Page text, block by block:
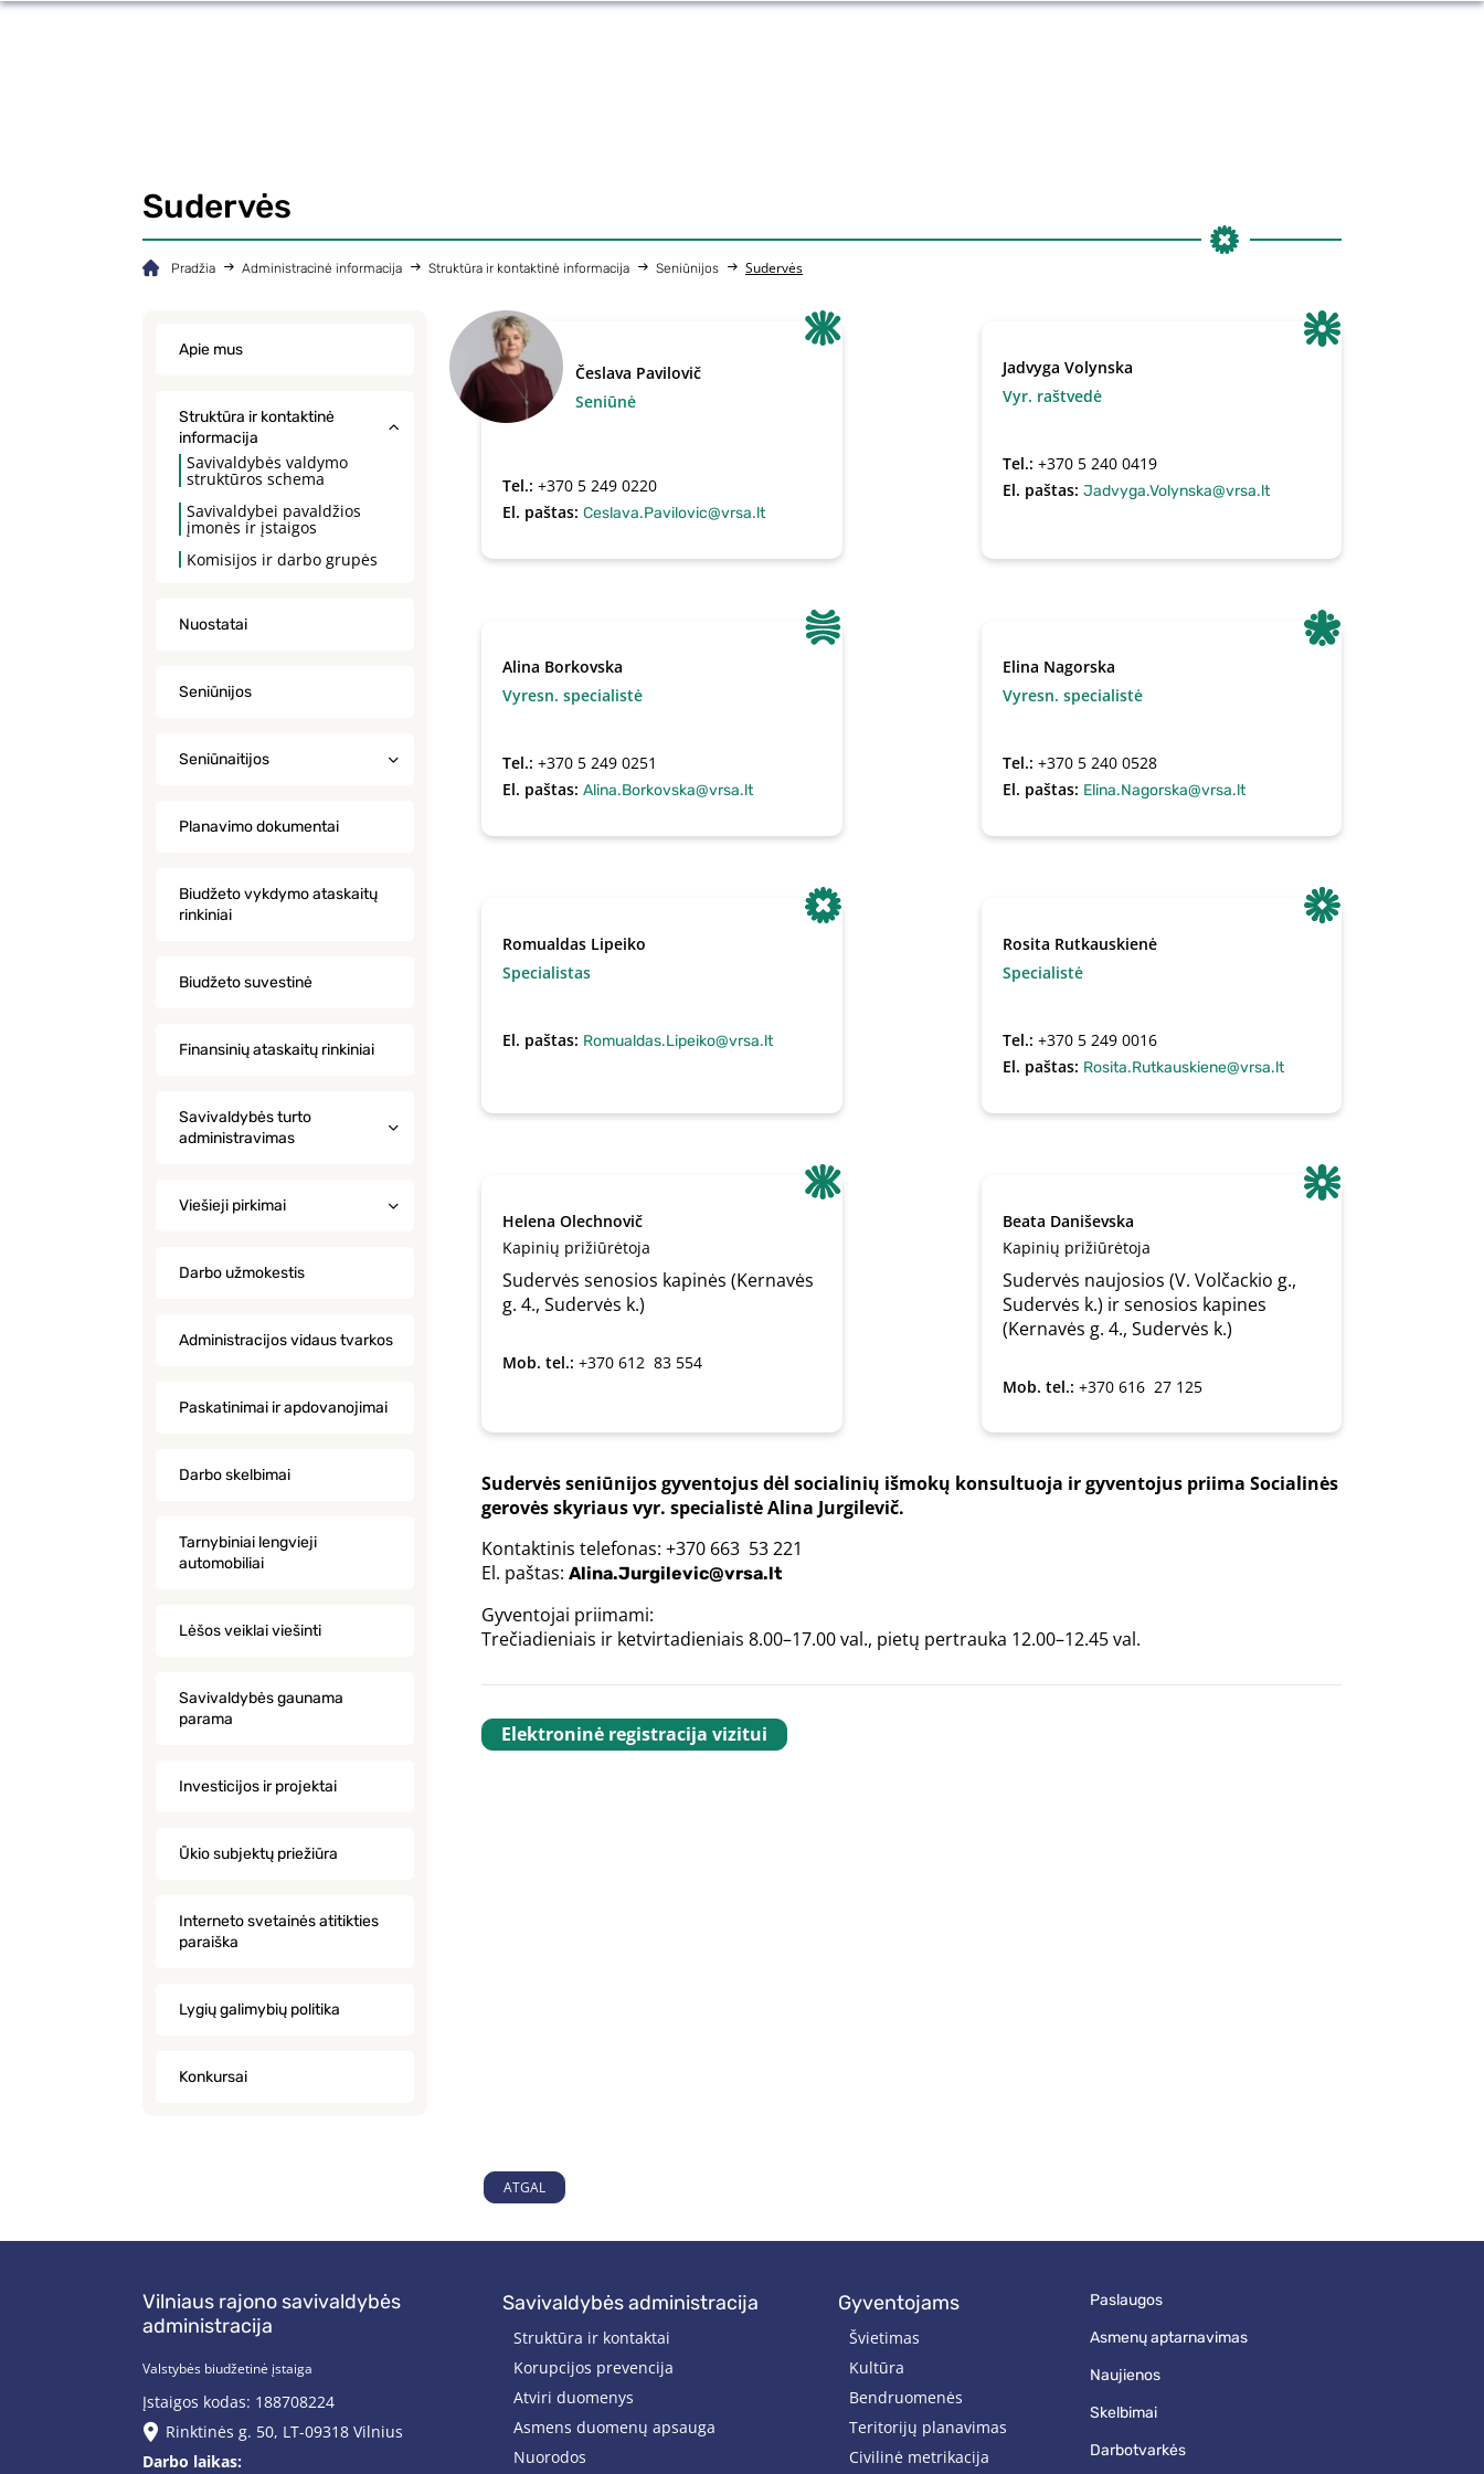
Sudervės
Pradžia Administracinė informacija Struktūra ir kontaktinė informacija Seniūnijos Sudervės
Apie mus
Struktūra ir kontaktinė
informacija
Savivaldybės valdymo
struktūros schema
Savivaldybei pavaldžios
įmonės ir įstaigos
Komisijos ir darbo grupės
Nuostatai
Seniūnijos
Seniūnaitijos
Planavimo dokumentai
Biudžeto vykdymo ataskaitų
rinkiniai
Biudžeto suvestinė
Finansinių ataskaitų rinkiniai
Savivaldybės turto
administravimas
Viešieji pirkimai
Darbo užmokestis
Administracijos vidaus tvarkos
Paskatinimai ir apdovanojimai
Darbo skelbimai
Tarnybiniai lengvieji
automobiliai
Lėšos veiklai viešinti
Savivaldybės gaunama
parama
Investicijos ir projektai
Ūkio subjektų priežiūra
Interneto svetainės atitikties
paraiška
Lygių galimybių politika
Konkursai
Česlava Pavilovič
Seniūnė
Tel.:+370 5 249 0220
El. paštas:Ceslava.Pavilovic@vrsa.lt
Jadvyga Volynska
Vyr. raštvedė
Tel.: +370 5 240 0419
El. paštas: Jadvyga.Volynska@vrsa.lt
Alina Borkovska
Vyresn. specialistė
Tel.:+370 5 249 0251
El. paštas:Alina.Borkovska@vrsa.lt
Elina Nagorska
Vyresn. specialistė
Tel.: +370 5 240 0528
El. paštas: Elina.Nagorska@vrsa.lt
Romualdas Lipeiko
Specialistas
El. paštas: Romualdas.Lipeiko@vrsa.lt
Rosita Rutkauskienė
Specialistė
Tel.: +370 5 249 0016
El. paštas: Rosita.Rutkauskiene@vrsa.lt
Helena Olechnovič
Kapinių prižiūrėtoja
Sudervės senosios kapinės (Kernavės
g. 4., Sudervės k.)
Mob. tel.:+370 612  83 554
Beata Daniševska
Kapinių prižiūrėtoja
Sudervės naujosios (V. Volčackio g.,
Sudervės k.) ir senosios kapines
(Kernavės g. 4., Sudervės k.)
Mob. tel.: +370 616  27 125
Sudervės seniūnijos gyventojus dėl socialinių išmokų konsultuoja ir gyventojus priima Socialinės
gerovės skyriaus vyr. specialistė Alina Jurgilevič.
Kontaktinis telefonas: +370 663 53 221
El. paštas:Alina.Jurgilevic@vrsa.lt
Gyventojai priimami:
Trečiadieniais ir ketvirtadieniais 8.00–17.00 val., pietų pertrauka 12.00–12.45 val.
Elektroninė registracija vizitui
ATGAL
Vilniaus rajono savivaldybės
administracija
Valstybės biudžetinė įstaiga
Įstaigos kodas: 188708224
Rinktinės g. 50, LT-09318 Vilnius
Darbo laikas:
savivaldybės administracija
Struktūra ir kontaktai
Korupcijos prevencija
Atviri duomenys
Asmens duomenų apsauga
Nuorodos
gyventojams
Švietimas
Kultūra
Bendruomenės
Teritorijų planavimas
Civilinė metrikacija
paslaugos
asmenų aptarnavimas
naujienos
skelbimai
darbotvarkės